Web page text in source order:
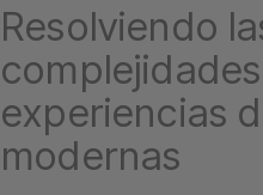
Resolviendo
experiencias
modernas